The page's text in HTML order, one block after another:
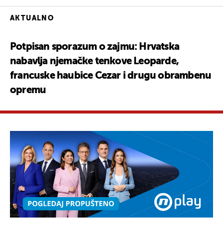
AKTUALNO
Potpisan sporazum o zajmu: Hrvatska
nabavlja njemačke tenkove Leoparde,
francuske haubice Cezar i drugu obrambenu
opremu